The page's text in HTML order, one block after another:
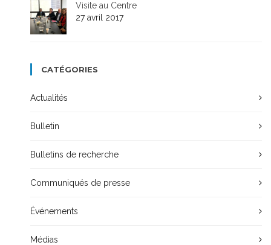
Visite au Centre
27 avril 2017
CATÉGORIES
Actualités
Bulletin
Bulletins de recherche
Communiqués de presse
Événements
Médias